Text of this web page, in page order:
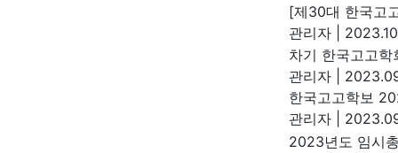
[제30대 한국고
관리자
차기 한국고고
관리자
한국고고학보
관리자
2023년도 임시